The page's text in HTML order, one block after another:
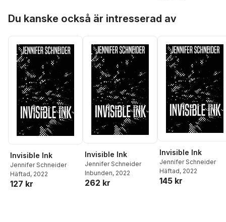
Du kanske också är intresserad av
Invisible Ink
Jennifer Schneider
Häftad, 2022
127 kr
Invisible Ink
Jennifer Schneider
Inbunden, 2022
262 kr
Invisible Ink
Jennifer Schneider
Häftad, 2022
145 kr